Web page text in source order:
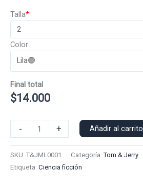
*
Talla
Color
Final total
$14.000
-
Manga
+ Añadir al carrito
SKU: T&JML0001 Categoría:Tom & Jerry
Etiqueta: Ciencia ficción